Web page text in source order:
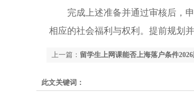
完成上述准备并通过审核后，申
相应的社会福利与权利。提前规划
上一篇： 留学生上网课能否上海落户条件2026
此文关键词：